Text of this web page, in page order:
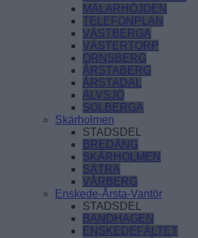
MÄLARHÖJDEN
TELEFONPLAN
VÄSTBERGA
VÄSTERTORP
ÖRNSBERG
ÅRSTABERG
ÅRSTADAL
ÄLVSJÖ
SOLBERGA
Skärholmen
STADSDEL
BREDÄNG
SKÄRHOLMEN
SÄTRA
VÅRBERG
Enskede-Årsta-Vantör
STADSDEL
BANDHAGEN
ENSKEDEFÄLTET